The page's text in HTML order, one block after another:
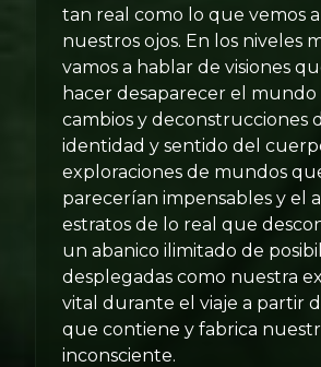
tan real como lo que vemos
nuestros ojos. En los niveles
vamos a hablar de visiones
hacer desaparecer el
cambios y deconstrucciones
identidad y sentido del
exploraciones de mundos
parecerían impensables y el
estratos de lo real que
un abanico ilimitado de
desplegadas como nuestra
vital durante el viaje a partir
que contiene y fabrica
inconsciente.